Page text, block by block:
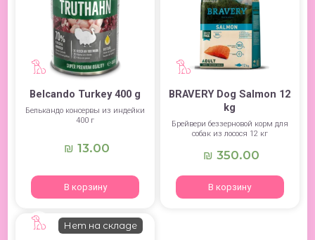
Belcando Turkey 400 g
Белькандо консервы из индейки
400 г
₪ 13.00
В корзину
BRAVERY Dog Salmon 12
kg
Брейвери беззерновой корм для
собак из лосося 12 кг
₪ 350.00
В корзину
Нет на складе